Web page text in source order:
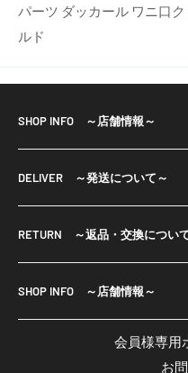
パーツ ダッカール ワニ口
ルド
SHOP INFO ～店舗情報～
※当店で取り扱っておりま
ます。
輸入品は小さな傷・色ムラ
一部商品は店舗と在庫共有
欠品商品は入荷次第発送さ
・注文承諾メールが届いて
DELIVER ～発送について～
・宅配便、
メール便（ネコポスまたは
します。
・お振込み確認後7日以内
らせいたします。
RETURN ～返品・交換につい
■返品について
・ご注文と異なる商品や不
合は、商品到着後7日以内
※但し、お客様のもとで破
SHOP INFO ～店舗情報～
Crystal Aglaia
会員様専用
お